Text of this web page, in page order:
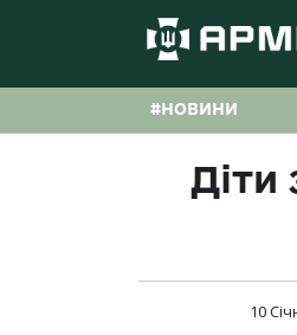
#НОВИНИ
Діти
10